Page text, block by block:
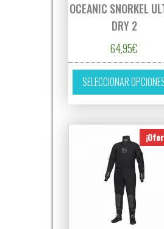
OCEANIC SNORKEL
DRY 2
64,95€
SELECCIONAR